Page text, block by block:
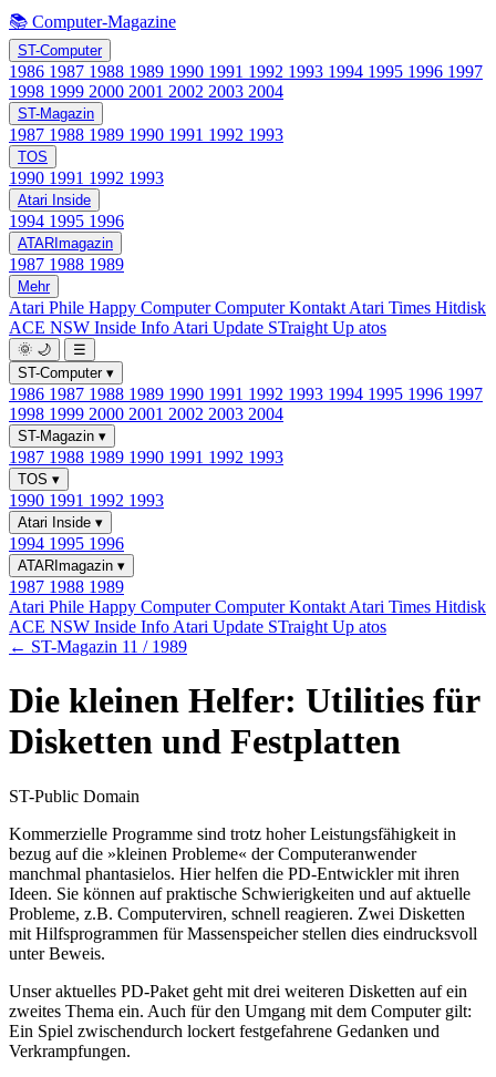
📚 Computer-Magazine
ST-Computer
1986 1987 1988 1989 1990 1991 1992 1993 1994 1995 1996 1997
1998 1999 2000 2001 2002 2003 2004
ST-Magazin
1987 1988 1989 1990 1991 1992 1993
TOS
1990 1991 1992 1993
Atari Inside
1994 1995 1996
ATARImagazin
1987 1988 1989
Mehr
Atari Phile Happy ComputerComputer Kontakt Atari Times Hitdisk
ACE NSW Inside Info Atari Update STraight Up atos
🌞 🌙
☰
ST-Computer ▾
1986 1987 1988 1989 1990 1991 1992 1993 1994 1995 1996 1997
1998 1999 2000 2001 2002 2003 2004
ST-Magazin ▾
1987 1988 1989 1990 1991 1992 1993
TOS ▾
1990 1991 1992 1993
Atari Inside ▾
1994 1995 1996
ATARImagazin ▾
1987 1988 1989
Atari Phile Happy ComputerComputer Kontakt Atari Times Hitdisk
ACE NSW Inside Info Atari Update STraight Up atos
← ST-Magazin 11 / 1989
Die kleinen Helfer: Utilities für
Disketten und Festplatten
ST-Public Domain
Kommerzielle Programme sind trotz hoher Leistungsfähigkeit in
bezug auf die »kleinen Probleme« der Computeranwender
manchmal phantasielos. Hier helfen die PD-Entwickler mit ihren
Ideen. Sie können auf praktische Schwierigkeiten und auf aktuelle
Probleme, z.B. Computerviren, schnell reagieren. Zwei Disketten
mit Hilfsprogrammen für Massenspeicher stellen dies eindrucksvoll
unter Beweis.
Unser aktuelles PD-Paket geht mit drei weiteren Disketten auf ein
zweites Thema ein. Auch für den Umgang mit dem Computer gilt:
Ein Spiel zwischendurch lockert festgefahrene Gedanken und
Verkrampfungen.